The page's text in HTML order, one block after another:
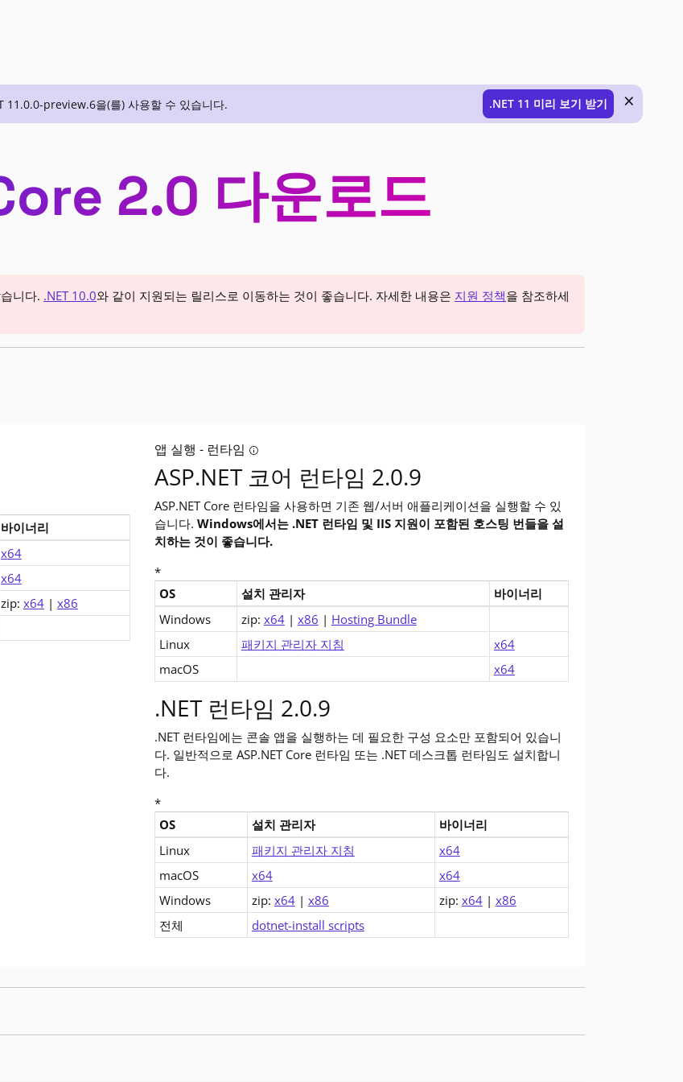
11.0.0-preview.6을(를) 사용할 수 있습니다. .NET 11 미리 보기 받기 ×
2.0 다운로드
니다. .NET 10.0와 같이 지원되는 릴리스로 이동하는 것이 좋습니다. 자세한 내용은 지원 정책을 참조하세
한 수정 사항이 포함되어 있습니다. 이전 패치 릴리스를 사용하는 경우 이러한 수정 사항을 얻으려면 업그레이드해야 합니다.
프트웨어 개발 키트)에는 명령줄 도구 및 모든 편집기(예: Visual Studio)를 사용하여 .NET 애플리케이션을 빌드하고 실행하는
바이너리
x64
x64
zip: x64| x86
앱 실행 - 런타임 Tooltip: 앱을 실행하시겠습니까? 런타임에는 .NET 애플리케이션을 실행하는 데
ASP.NET 코어 런타임 2.0.9
ASP.NET Core 런타임을 사용하면 기존 웹/서버 애플리케이션을 실행할 수 있
습니다. Windows에서는 .NET 런타임 및 IIS 지원이 포함된 호스팅 번들을 설
치하는 것이 좋습니다.
*
ASP.NET Core 2.0 Runtime (v2.0.9)에 대한 다운로드
OS 설치 관리자
바이너리
Windows
zip: x64| x86 | Hosting Bundle
Linux
패키지 관리자 지침
x64
macOS
x64
.NET 런타임 2.0.9
.NET 런타임에는 콘솔 앱을 실행하는 데 필요한 구성 요소만 포함되어 있습니
다. 일반적으로 ASP.NET Core 런타임 또는 .NET 데스크톱 런타임도 설치합니
다.
*
.NET Core 2.0 Runtime (v2.0.9)에 대한 다운로드
OS 설치 관리자
바이너리
Linux
패키지 관리자 지침
x64
macOS
x64
x64
Windows
zip: x64| x86 zip: x64| x86
전체
dotnet-install scripts
한 수정 사항이 포함되어 있습니다. 이전 패치 릴리스를 사용하는 경우 이러한 수정 사항을 얻으려면 업그레이드해야 합니다.